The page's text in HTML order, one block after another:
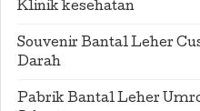
Klinik kesehatan
Souvenir Bantal Leher
Darah
Pabrik Bantal Leher